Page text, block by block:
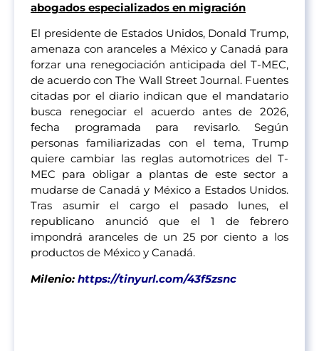
abogados especializados en migración
El presidente de Estados Unidos, Donald Trump,
amenaza con aranceles a México y Canadá para
forzar una renegociación anticipada del T-MEC,
de acuerdo con The Wall Street Journal. Fuentes
citadas por el diario indican que el mandatario
busca renegociar el acuerdo antes de 2026,
fecha programada para revisarlo. Según
personas familiarizadas con el tema, Trump
quiere cambiar las reglas automotrices del T-
MEC para obligar a plantas de este sector a
mudarse de Canadá y México a Estados Unidos.
Tras asumir el cargo el pasado lunes, el
republicano anunció que el 1 de febrero
impondrá aranceles de un 25 por ciento a los
productos de México y Canadá.
Milenio: https://tinyurl.com/43f5zsnc